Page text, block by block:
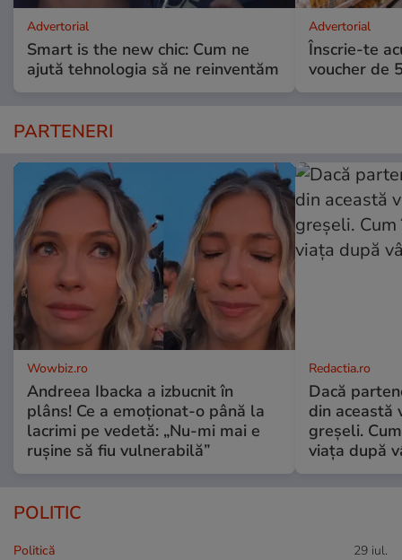
Advertorial
Smart is the new chic: Cum ne
ajută tehnologia să ne reinventăm
Advertorial
Înscrie-te
voucher de
PARTENERI
Wowbiz.ro
Andreea Ibacka a izbucnit în
plâns! Ce a emoționat-o până la
lacrimi pe vedetă: „Nu-mi mai e
rușine să fiu vulnerabilă”
Redactia.ro
Dacă
din această
greșeli.
viața după
POLITIC
Politică 29 iul.